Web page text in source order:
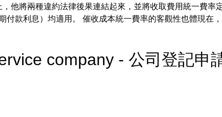
他將兩種違約法律後果連結起來，並將收取費用統一費率
款利息）均適用。 催收成本統一費率的客觀性也體現在
company - 公司登記申